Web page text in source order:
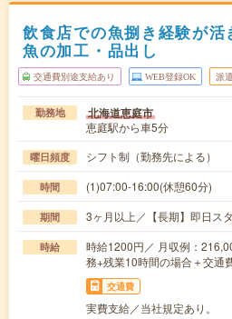
飲食店での魚捌き経験が
魚の加工・品出し
交通費別途支給あり WEB登録OK 派遣
勤務地 北海道恵庭市
恵庭駅から車5分
曜日頻度 シフト制（勤務先による）
時間 (1)07:00-16:00(休憩60分)
期間 3ヶ月以上／【長期】即日ス
時給
時給1200円／ 月収例：
務+残業10時間の場合＋交通
交通費
実費支給／当社規定あり。